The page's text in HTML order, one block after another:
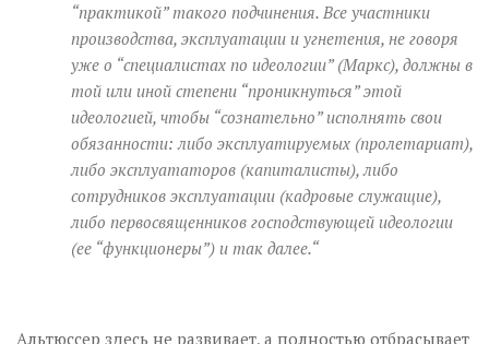
“практикой” такого подчинения. Все участники
производства, эксплуатации и угнетения, не говоря
уже о “специалистах по идеологии” (Маркс), должны в
той или иной степени “проникнуться” этой
идеологией, чтобы “сознательно” исполнять свои
обязанности: либо эксплуатируемых (пролетариат),
либо эксплуататоров (капиталисты), либо
сотрудников эксплуатации (кадровые служащие),
либо первосвященников господствующей идеологии
(ее “функционеры”) и так далее.“
Альтюссер здесь не развивает, а полностью отбрасывает